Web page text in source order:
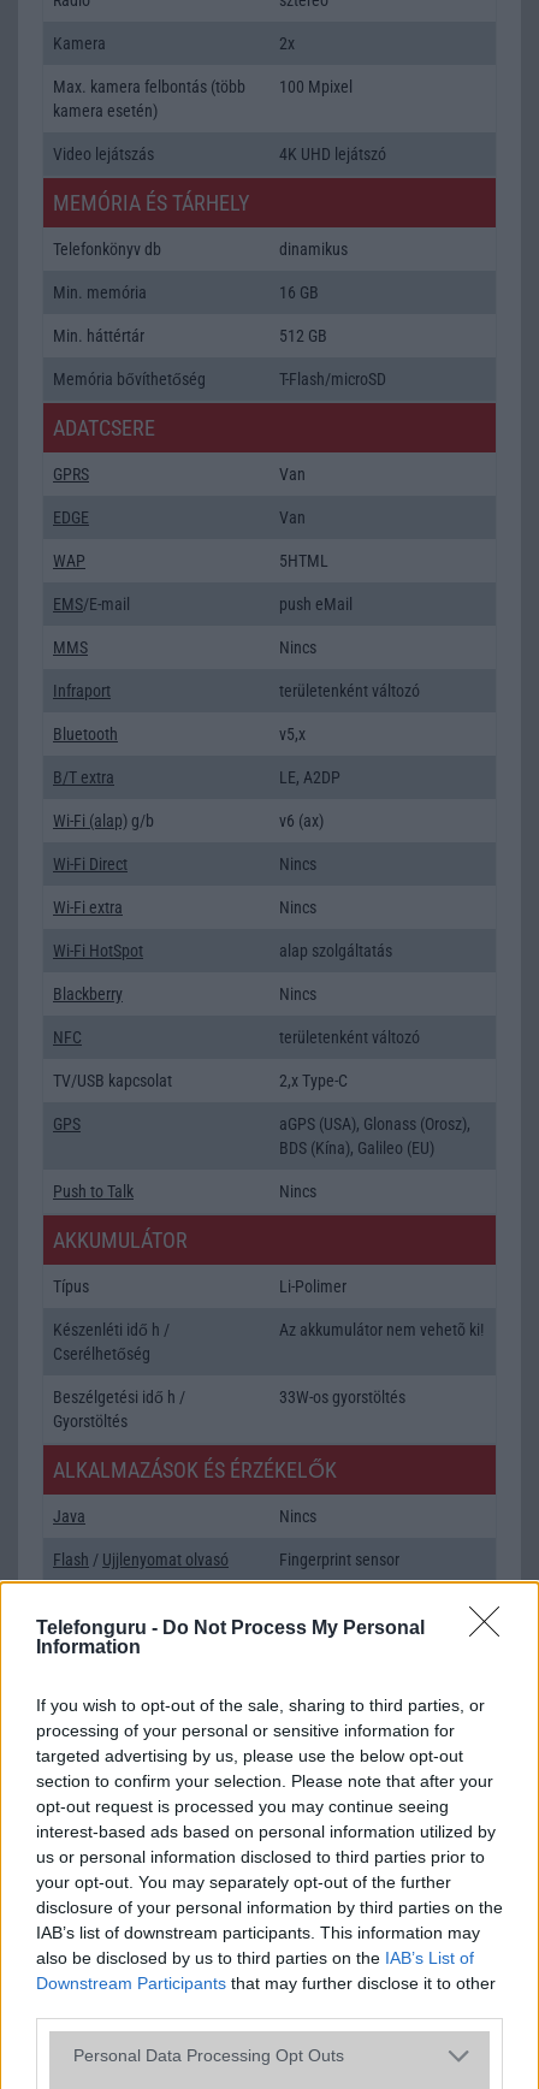
Telefonguru - Do Not Process My Personal
Information
If you wish to opt-out of the sale, sharing to third parties, or
processing of your personal or sensitive information for
targeted advertising by us, please use the below opt-out
section to confirm your selection. Please note that after your
opt-out request is processed you may continue seeing
interest-based ads based on personal information utilized by
us or personal information disclosed to third parties prior to
your opt-out. You may separately opt-out of the further
disclosure of your personal information by third parties on the
IAB’s list of downstream participants. This information may
also be disclosed by us to third parties on the IAB’s List of
Downstream Participants that may further disclose it to other
Please note that this website/app uses one or more Google
Personal Data Processing Opt Outs
Kamera 2x
Max. kamera felbontás (több
kamera esetén)
100 Mpixel
Video lejátszás 4K UHD lejátszó
MEMÓRIA ÉS TÁRHELY
Telefonkönyv db dinamikus
Min. memória 16 GB
Min. háttértár 512 GB
Memória bővíthetőség T-Flash/microSD
ADATCSERE
GPRS Van
EDGE Van
WAP 5HTML
EMS/E-mail push eMail
MMS Nincs
Infraport területenként változó
Bluetooth v5,x
B/T extra LE, A2DP
Wi-Fi (alap) g/b v6 (ax)
Wi-Fi Direct Nincs
Wi-Fi extra Nincs
Wi-Fi HotSpot alap szolgáltatás
Blackberry Nincs
NFC területenként változó
TV/USB kapcsolat 2,x Type-C
GPS
aGPS (USA), Glonass (Orosz),
BDS (Kína), Galileo (EU)
Push to Talk Nincs
AKKUMULÁTOR
Típus Li-Polimer
Készenléti idő h /
Cserélhetőség
Az akkumulátor nem vehetõ ki!
Beszélgetési idő h /
Gyorstöltés
33W-os gyorstöltés
ALKALMAZÁSOK ÉS ÉRZÉKELŐK
Java Nincs
Flash / Ujjlenyomat olvasó Fingerprint sensor
Organizer
Office alkalmazások alap szolgáltatás
Iránytũ ecompass
Extrák Nincs
EGYÉB
Vibra jelzés alap szolgáltatás
SIM típus nanoSIM